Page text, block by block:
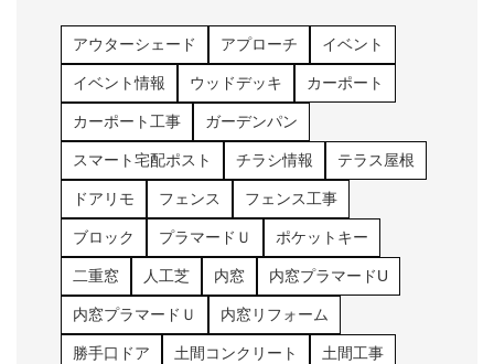
アウターシェード アプローチ イベント
イベント情報 ウッドデッキ カーポート
カーポート工事 ガーデンパン
スマート宅配ポスト チラシ情報 テラス屋根
ドアリモ フェンス フェンス工事
ブロック プラマードＵ ポケットキー
二重窓 人工芝 内窓 内窓プラマードU
内窓プラマードＵ 内窓リフォーム
勝手口ドア 土間コンクリート 土間工事